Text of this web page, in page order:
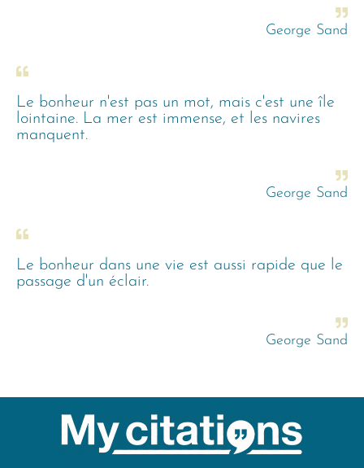
George Sand
Le bonheur n'est pas un mot, mais c'est une île
lointaine. La mer est immense, et les navires
manquent.
George Sand
Le bonheur dans une vie est aussi rapide que le
passage d'un éclair.
George Sand